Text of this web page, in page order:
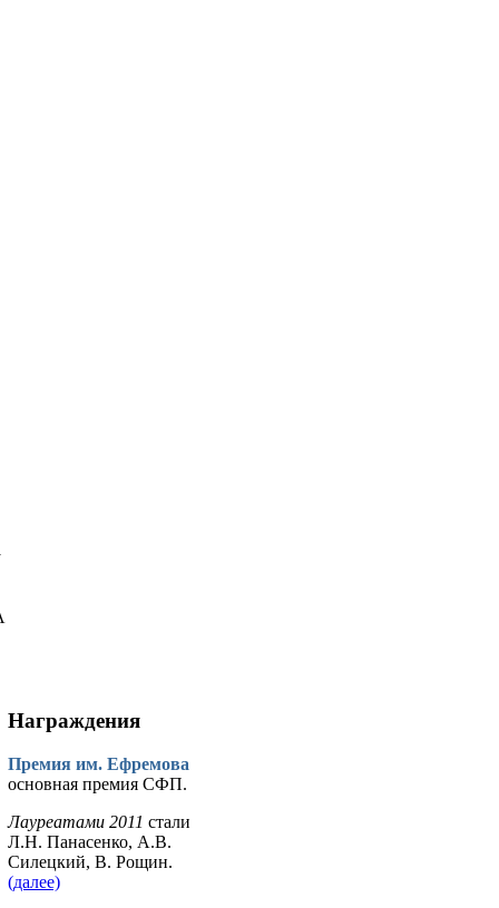
Награждения
Премия им. Ефремова
основная премия СФП.
Лауреатами 2011 стали
Л.Н. Панасенко, А.В.
Силецкий, В. Рощин.
(далее)